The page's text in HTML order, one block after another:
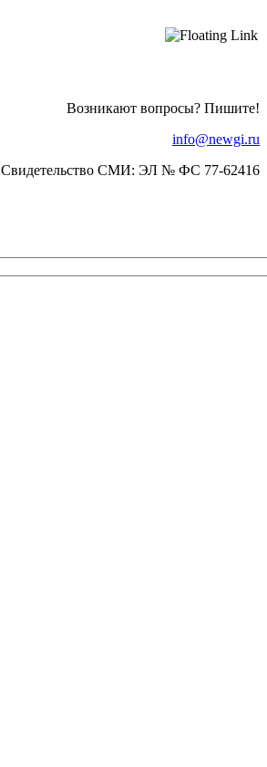
Возникают вопросы? Пишите!
info@newgi.ru
Свидетельство СМИ: ЭЛ № ФС 77-62416